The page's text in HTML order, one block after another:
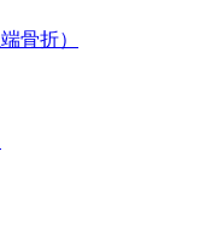
骨折）